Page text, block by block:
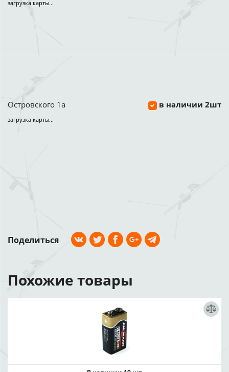
загрузка карты...
Островского 1а в наличии 2шт
загрузка карты...
Поделиться
Похожие товары